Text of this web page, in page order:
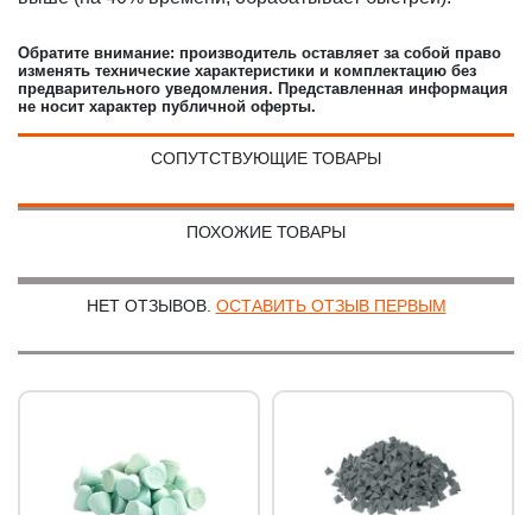
Обратите внимание: производитель оставляет за собой право
изменять технические характеристики и комплектацию без
предварительного уведомления. Представленная информация
не носит характер публичной оферты.
СОПУТСТВУЮЩИЕ ТОВАРЫ
ПОХОЖИЕ ТОВАРЫ
НЕТ ОТЗЫВОВ. ОСТАВИТЬ ОТЗЫВ ПЕРВЫМ